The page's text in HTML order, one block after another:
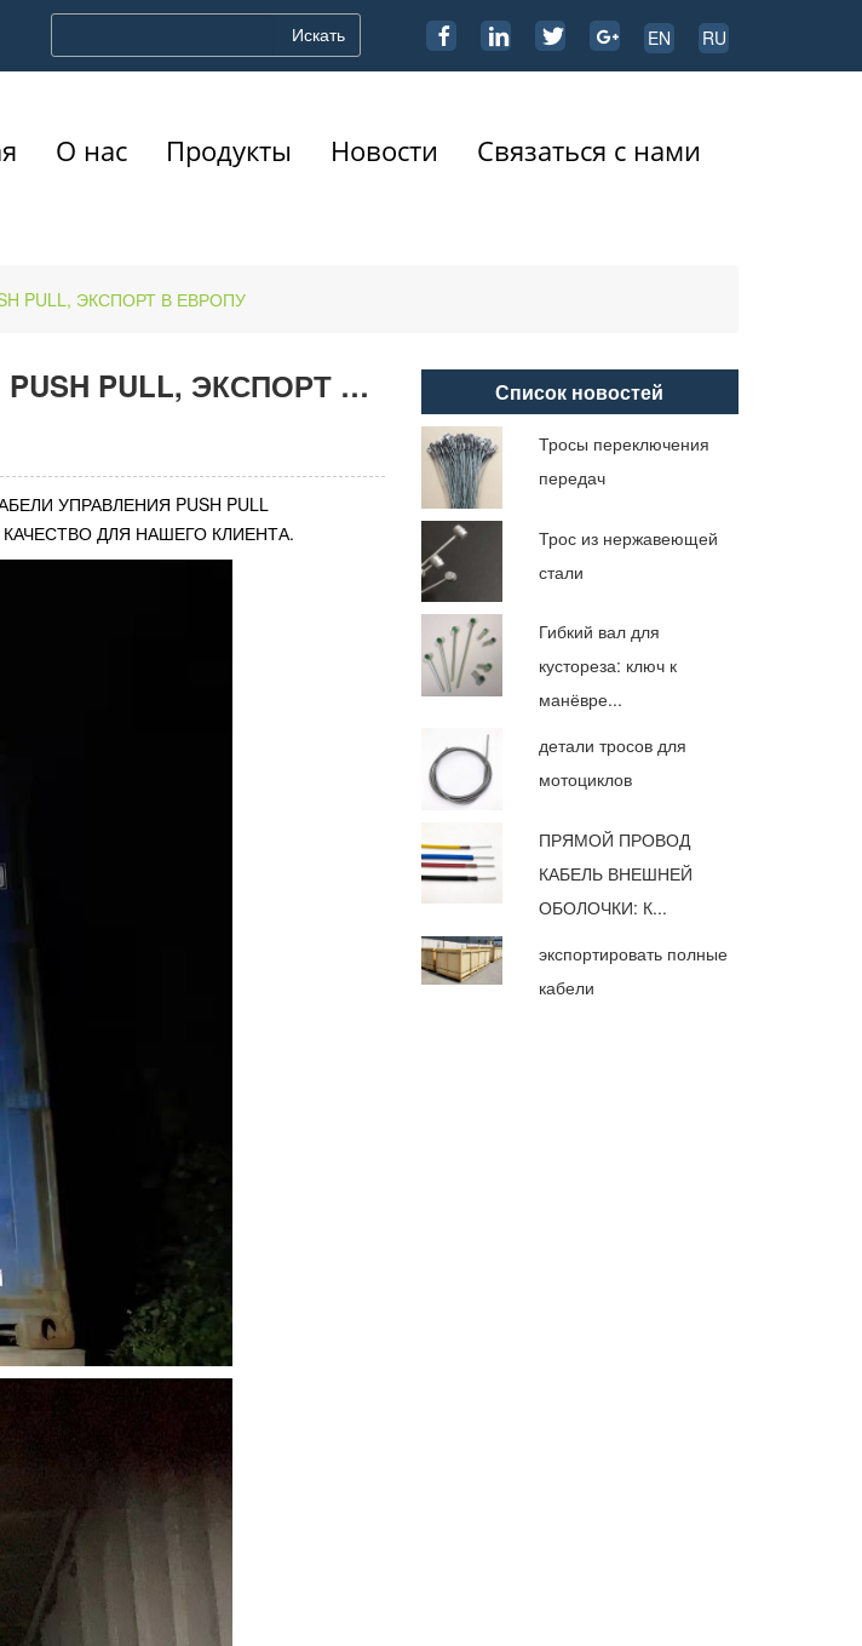
EN RU
Искать
О нас Продукты Новости Связаться с нами
PULL, ЭКСПОРТ В ЕВРОПУ
ВНЕШНИЙ КОРПУС И КАБЕЛИ УПРАВЛЕНИЯ PUSH PULL, ЭКСПОРТ В ЕВРОПУ
УПРАВЛЕНИЯ PUSH PULL
ДЛЯ НАШЕГО КЛИЕНТА.
Список новостей
Тросы переключения
передач
Трос из нержавеющей
стали
Гибкий вал для
кустореза: ключ к
манёвре...
детали тросов для
мотоциклов
ПРЯМОЙ ПРОВОД
КАБЕЛЬ ВНЕШНЕЙ
ОБОЛОЧКИ: К...
экспортировать полные
кабели